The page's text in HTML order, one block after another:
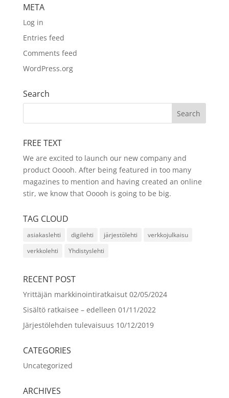
META
Log in
Entries feed
Comments feed
WordPress.org
Search
FREE TEXT
We are excited to launch our new company and
product Ooooh. After being featured in too many
magazines to mention and having created an online
stir, we know that Ooooh is going to be big.
TAG CLOUD
asiakaslehti digilehti järjestölehti
verkkojulkaisu
verkkolehti
Yhdistyslehti
RECENT POST
Yrittäjän markkinointiratkaisut 02/05/2024
Sisältö ratkaisee – edelleen 01/11/2022
Järjestölehden tulevaisuus 10/12/2019
CATEGORIES
Uncategorized
ARCHIVES